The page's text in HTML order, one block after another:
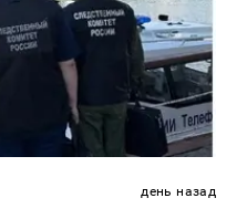
день назад